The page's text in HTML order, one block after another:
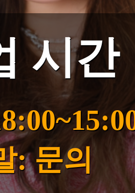
시간
: 문의